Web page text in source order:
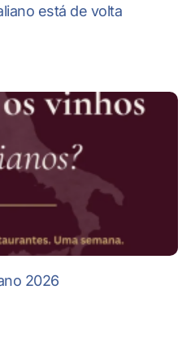
está de volta
2026